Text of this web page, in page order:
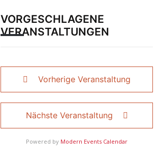
VORGESCHLAGENE
VERANSTALTUNGEN
Vorherige Veranstaltung
Nächste Veranstaltung
Powered by Modern Events Calendar